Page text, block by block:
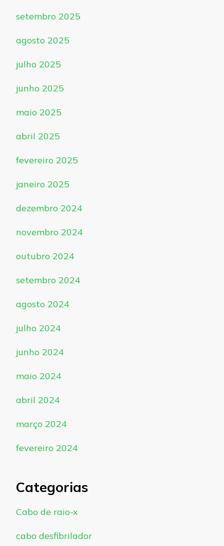
setembro 2025
agosto 2025
julho 2025
junho 2025
maio 2025
abril 2025
fevereiro 2025
janeiro 2025
dezembro 2024
novembro 2024
outubro 2024
setembro 2024
agosto 2024
julho 2024
junho 2024
maio 2024
abril 2024
março 2024
fevereiro 2024
Categorias
Cabo de raio-x
cabo desfibrilador